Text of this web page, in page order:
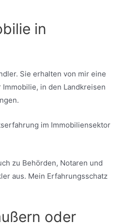
in
Sie erhalten von mir eine
in den Landkreisen
im Immobiliensektor
zu Behörden, Notaren und
aus. Mein Erfahrungsschatz
oder